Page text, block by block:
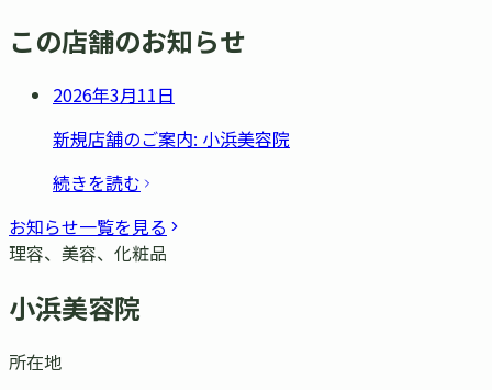
この店舗のお知らせ
2026年3月11日
新規店舗のご案内: 小浜美容院
続きを読む
お知らせ一覧を見る
理容、美容、化粧品
小浜美容院
所在地